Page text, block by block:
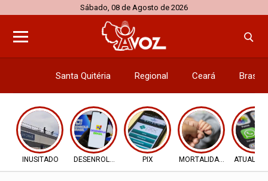
Sábado, 08 de Agosto de 2026
Santa Quitéria Regional Ceará Brasil
INUSITADO DESENROLA 2.0 PIX MORTALIDADE INFANTIL